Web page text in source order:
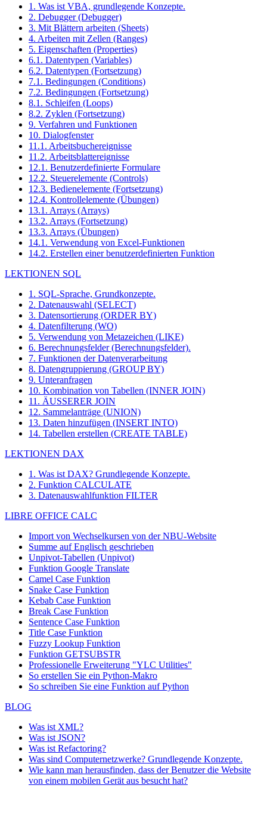
1. Was ist VBA, grundlegende Konzepte.
2. Debugger (Debugger)
3. Mit Blättern arbeiten (Sheets)
4. Arbeiten mit Zellen (Ranges)
5. Eigenschaften (Properties)
6.1. Datentypen (Variables)
6.2. Datentypen (Fortsetzung)
7.1. Bedingungen (Conditions)
7.2. Bedingungen (Fortsetzung)
8.1. Schleifen (Loops)
8.2. Zyklen (Fortsetzung)
9. Verfahren und Funktionen
10. Dialogfenster
11.1. Arbeitsbuchereignisse
11.2. Arbeitsblattereignisse
12.1. Benutzerdefinierte Formulare
12.2. Steuerelemente (Controls)
12.3. Bedienelemente (Fortsetzung)
12.4. Kontrollelemente (Übungen)
13.1. Arrays (Arrays)
13.2. Arrays (Fortsetzung)
13.3. Arrays (Übungen)
14.1. Verwendung von Excel-Funktionen
14.2. Erstellen einer benutzerdefinierten Funktion
LEKTIONEN SQL
1. SQL-Sprache, Grundkonzepte.
2. Datenauswahl (SELECT)
3. Datensortierung (ORDER BY)
4. Datenfilterung (WO)
5. Verwendung von Metazeichen (LIKE)
6. Berechnungsfelder (Berechnungsfelder).
7. Funktionen der Datenverarbeitung
8. Datengruppierung (GROUP BY)
9. Unteranfragen
10. Kombination von Tabellen (INNER JOIN)
11. ÄUSSERER JOIN
12. Sammelanträge (UNION)
13. Daten hinzufügen (INSERT INTO)
14. Tabellen erstellen (CREATE TABLE)
LEKTIONEN DAX
1. Was ist DAX? Grundlegende Konzepte.
2. Funktion CALCULATE
3. Datenauswahlfunktion FILTER
LIBRE OFFICE CALC
Import von Wechselkursen von der NBU-Website
Summe auf Englisch geschrieben
Unpivot-Tabellen (Unpivot)
Funktion Google Translate
Camel Case Funktion
Snake Case Funktion
Kebab Case Funktion
Break Case Funktion
Sentence Case Funktion
Title Case Funktion
Fuzzy Lookup Funktion
Funktion GETSUBSTR
Professionelle Erweiterung "YLC Utilities"
So erstellen Sie ein Python-Makro
So schreiben Sie eine Funktion auf Python
BLOG
Was ist XML?
Was ist JSON?
Was ist Refactoring?
Was sind Computernetzwerke? Grundlegende Konzepte.
Wie kann man herausfinden, dass der Benutzer die Website
von einem mobilen Gerät aus besucht hat?